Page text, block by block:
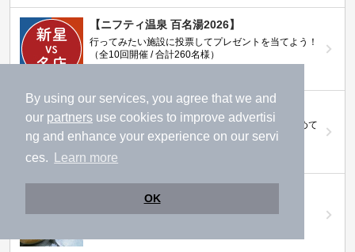
By using our services, you agree that we and
our partners use cookies to improve advertisi
ng and enhance your experience on our servi
ces.
Learn more
OK
【ニフティ温泉 百名湯2026】
行ってみたい施設に投票してプレゼントを当てよう！
（全10回開催 / 合計260名様）
日本全国の岩盤浴情報だけをピックアップ。まとめて
検索！